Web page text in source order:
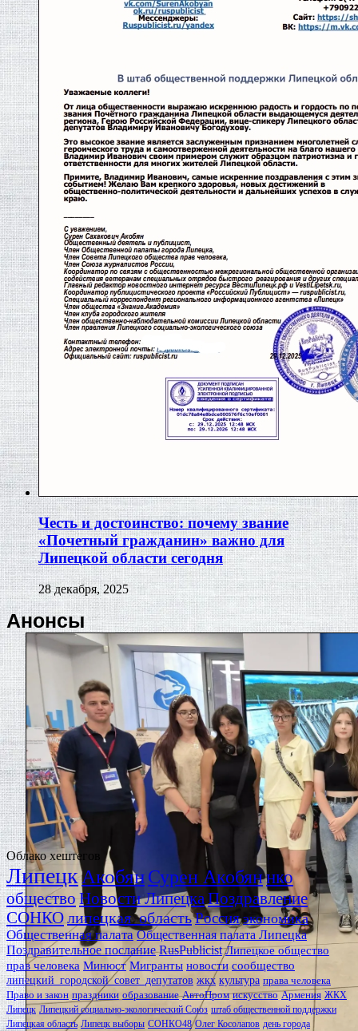
Честь и достоинство: почему звание
«Почетный гражданин» важно для
Липецкой области сегодня
28 декабря, 2025
Анонсы
Облако хештегов
ЛипецкАкобянСурен Акобяннко
общество Новости Липецка Поздравление
СОНКОлипецкая_областьРоссия экономика
Общественная палата Общественная палата Липецка
Поздравительное послание RusPublicist Липецкое общество
прав человека Минюст Мигранты новости сообщество
липецкий_городской_совет_депутатов жкх культура права человека
Право и закон праздники образование АвтоПром искусство Армения ЖКХ
Липецк Липецкий социально-экологический Союз штаб общественной поддержки
Липецкая область Липецк выборы СОНКО48 Олег Косолапов день города